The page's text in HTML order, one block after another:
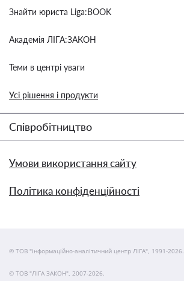
Знайти юриста Liga:BOOK
Академія ЛІГА:ЗАКОН
Теми в центрі уваги
Усі рішення і продукти
Співробітництво
Умови використання сайту
Політика конфіденційності
© ТОВ "інформаційно-аналітичний центр ЛІГА", 1991-2026.
© ТОВ "ЛІГА ЗАКОН", 2007-2026.